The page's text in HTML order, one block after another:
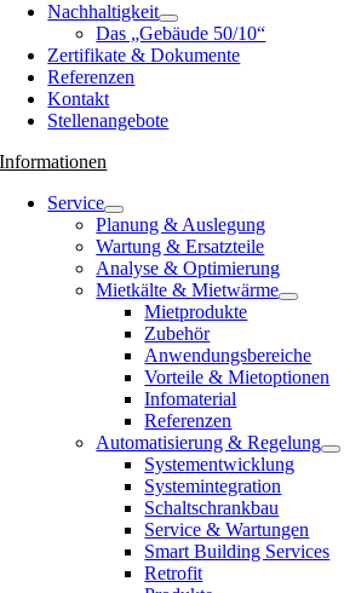
Nachhaltigkeit
Das „Gebäude 50/10“
Zertifikate & Dokumente
Referenzen
Kontakt
Stellenangebote
Informationen
Service
Planung & Auslegung
Wartung & Ersatzteile
Analyse & Optimierung
Mietkälte & Mietwärme
Mietprodukte
Zubehör
Anwendungsbereiche
Vorteile & Mietoptionen
Infomaterial
Referenzen
Automatisierung & Regelung
Systementwicklung
Systemintegration
Schaltschrankbau
Service & Wartungen
Smart Building Services
Retrofit